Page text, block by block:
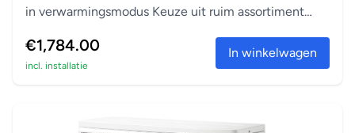
in verwarmingsmodus Keuze uit ruim assortiment
€1,784.00
incl. installatie
In winkelwagen